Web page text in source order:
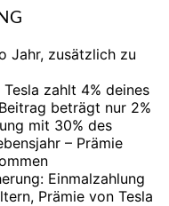
Jahr, zusätzlich zu
zahlt 4% deines
beträgt nur 2%
mit 30% des
– Prämie
Einmalzahlung
Prämie von Tesla